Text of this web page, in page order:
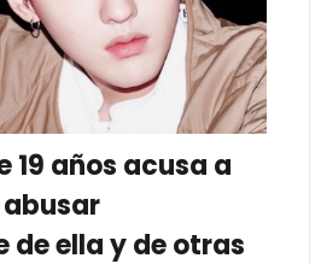
19 años acusa a
abusar
de ella y de otras